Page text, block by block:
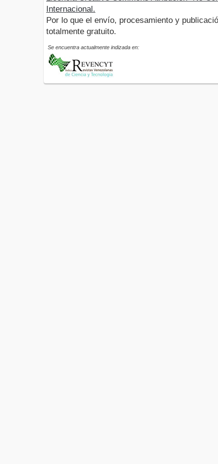
Internacional.
Por lo que el envío, procesamiento y
totalmente gratuito.
Se encuentra actualmente indizada en: